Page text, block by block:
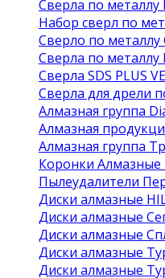
Сверла по
Набор сверл по
Сверло по металлу
Сверла по
Сверла SDS PLUS
Сверла для дрели
Алмазная группа
Алмазная
Алмазная группа
Коронки
Пылеудалители
Диски алмазные
Диски алмазные
Диски алмазные
Диски алмазные
Диски алмазные